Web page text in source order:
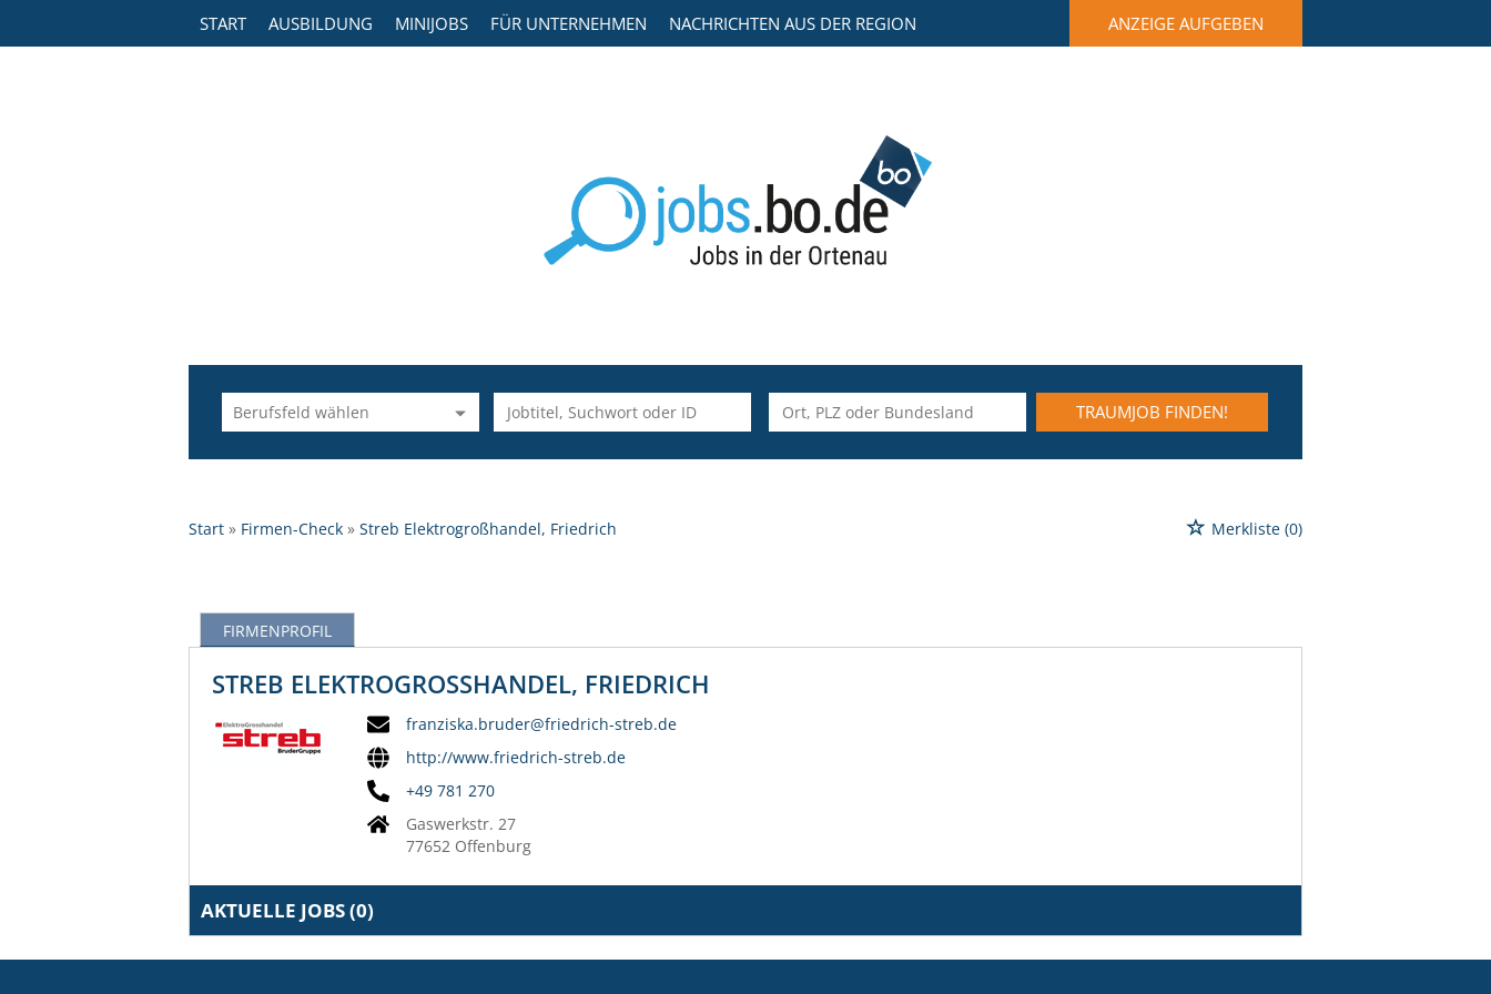
START AUSBILDUNG MINIJOBS FÜR UNTERNEHMEN NACHRICHTEN AUS DER REGION ANZEIGE AUFGEBEN
TRAUMJOB FINDEN!
Start Firmen-Check Streb Elektrogroßhandel, Friedrich Merkliste (0)
FIRMENPROFIL
STREB ELEKTROGROSSHANDEL, FRIEDRICH
franziska.bruder@friedrich-streb.de
http://www.friedrich-streb.de
+49 781 270
Gaswerkstr. 27
77652 Offenburg
AKTUELLE JOBS (0)